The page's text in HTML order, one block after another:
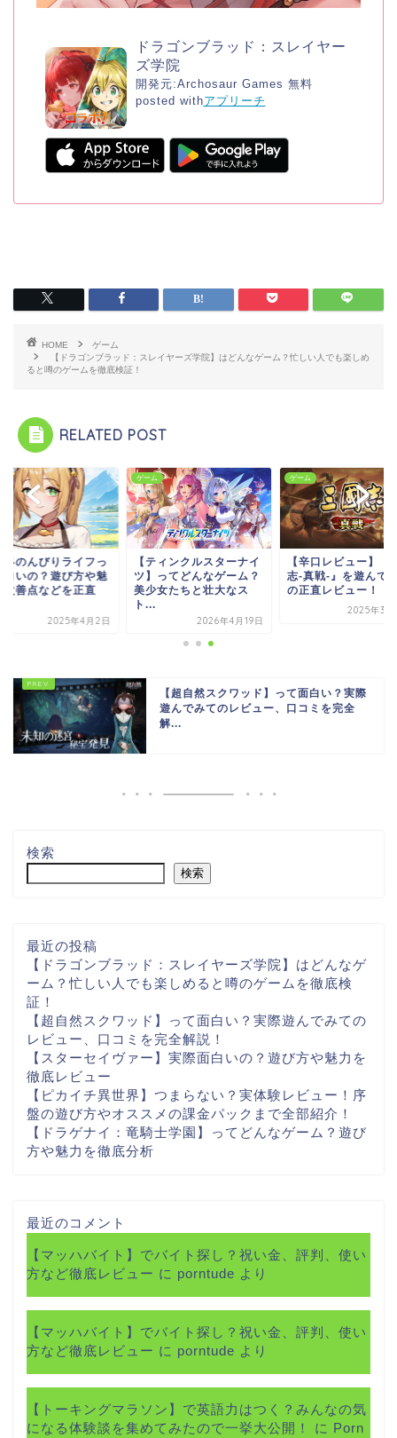
ドラゴンブラッド：スレイヤー
ズ学院
開発元:Archosaur Games 無料
posted withアプリーチ
HOME
ゲーム
【ドラゴンブラッド：スレイヤーズ学院】はどんなゲーム？忙しい人でも楽しめ
ると噂のゲームを徹底検証！
RELATED POST
界のんびりライフっ
白いの？遊び方や魅
改善点などを正直
2025年4月2日
ゲーム
【ティンクルスターナイ
ツ】ってどんなゲーム？
美少女たちと壮大なス
ト...
2026年4月19日
ゲーム
【辛口レビュー】『
志-真戦-』を遊んで
の正直レビュー！
2025年3
【超自然スクワッド】って面白い？実際
遊んでみてのレビュー、口コミを完全
解...
検索
検索
最近の投稿
【ドラゴンブラッド：スレイヤーズ学院】はどんなゲ
ーム？忙しい人でも楽しめると噂のゲームを徹底検
証！
【超自然スクワッド】って面白い？実際遊んでみての
レビュー、口コミを完全解説！
【スターセイヴァー】実際面白いの？遊び方や魅力を
徹底レビュー
【ピカイチ異世界】つまらない？実体験レビュー！序
盤の遊び方やオススメの課金パックまで全部紹介！
【ドラゲナイ：竜騎士学園】ってどんなゲーム？遊び
方や魅力を徹底分析
最近のコメント
【マッハバイト】でバイト探し？祝い金、評判、使い
方など徹底レビュー に porntude より
【マッハバイト】でバイト探し？祝い金、評判、使い
方など徹底レビュー に porntude より
【トーキングマラソン】で英語力はつく？みんなの気
になる体験談を集めてみたので一挙大公開！
に Porn